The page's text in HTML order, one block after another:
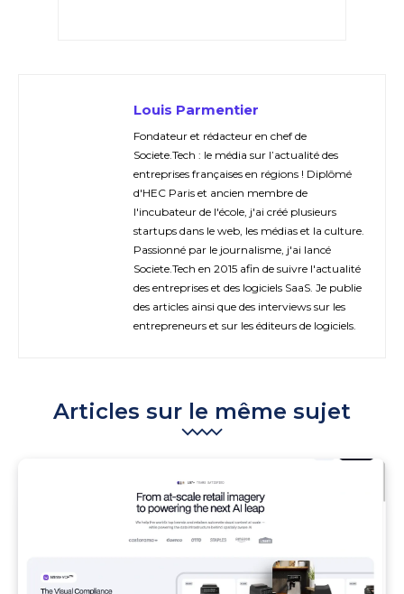
Louis Parmentier
Fondateur et rédacteur en chef de
Societe.Tech : le média sur l’actualité des
entreprises françaises en régions ! Diplômé
d'HEC Paris et ancien membre de
l'incubateur de l'école, j'ai créé plusieurs
startups dans le web, les médias et la culture.
Passionné par le journalisme, j'ai lancé
Societe.Tech en 2015 afin de suivre l'actualité
des entreprises et des logiciels SaaS. Je publie
des articles ainsi que des interviews sur les
entrepreneurs et sur les éditeurs de logiciels.
Articles sur le même sujet